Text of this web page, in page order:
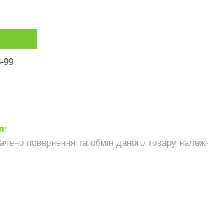
99
повернення та обмін даного товару